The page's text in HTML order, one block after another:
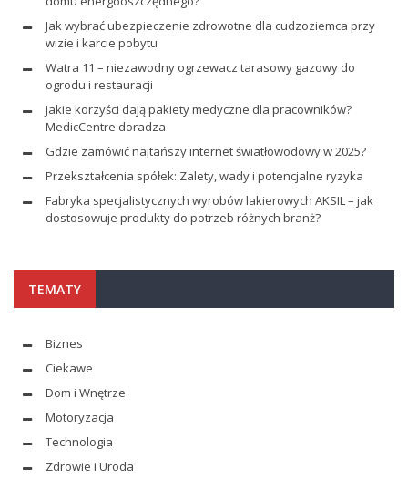
Jak wybrać ubezpieczenie zdrowotne dla cudzoziemca przy
wizie i karcie pobytu
Watra 11 – niezawodny ogrzewacz tarasowy gazowy do
ogrodu i restauracji
Jakie korzyści dają pakiety medyczne dla pracowników?
MedicCentre doradza
Gdzie zamówić najtańszy internet światłowodowy w 2025?
Przekształcenia spółek: Zalety, wady i potencjalne ryzyka
Fabryka specjalistycznych wyrobów lakierowych AKSIL – jak
dostosowuje produkty do potrzeb różnych branż?
TEMATY
Biznes
Ciekawe
Dom i Wnętrze
Motoryzacja
Technologia
Zdrowie i Uroda